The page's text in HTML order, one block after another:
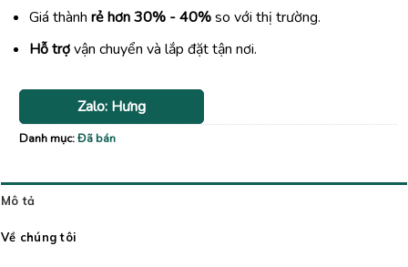
Giá thành rẻ hơn 30% - 40%so với thị trường.
Hỗ trợvận chuyển và lắp đặt tận nơi.
Zalo: Hưng
Danh mục:Đã bán
Mô tả
Về chúng tôi